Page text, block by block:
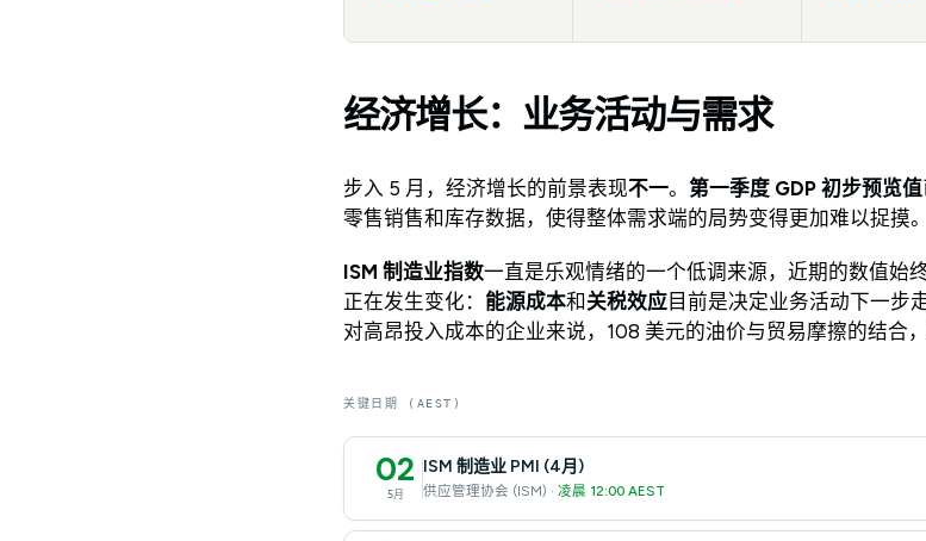
经济增长：业务活动与需求
步入 5 月，经济增长的前景表现不一。 第一季度 GDP 初步预览值
零售销售和库存数据，使得整体需求端的局势变得更加难以捉摸。
ISM 制造业指数一直是乐观情绪的一个低调来源，近期的数值始
正在发生变化： 能源成本和关税效应目前是决定业务活动下一步
对高昂投入成本的企业来说，108 美元的油价与贸易摩擦的结合
关键日期 (AEST)
02
5月
ISM 制造业 PMI (4月)
供应管理协会 (ISM) · 凌晨 12:00 AEST